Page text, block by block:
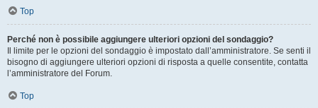
Top
Perché non è possibile aggiungere ulteriori opzioni del sondaggio?
Il limite per le opzioni del sondaggio è impostato dall’amministratore. Se senti il
bisogno di aggiungere ulteriori opzioni di risposta a quelle consentite, contatta
l’amministratore del Forum.
Top